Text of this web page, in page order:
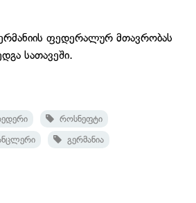
ფედერალურ მთავრობას
სათავეში.
როსნეფტი
გერმანია